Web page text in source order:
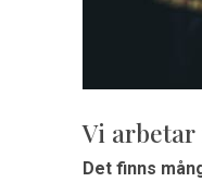
Vi
Det finns